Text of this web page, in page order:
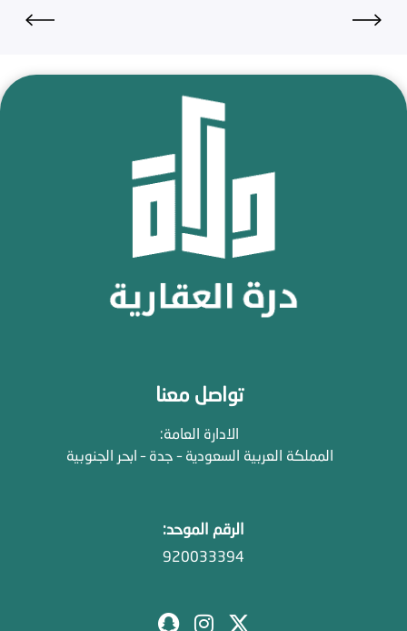
تواصل معنا
الادارة العامة:
المملكة العربية السعودية – جدة – ابحر الجنوبية
الرقم الموحد:
920033394